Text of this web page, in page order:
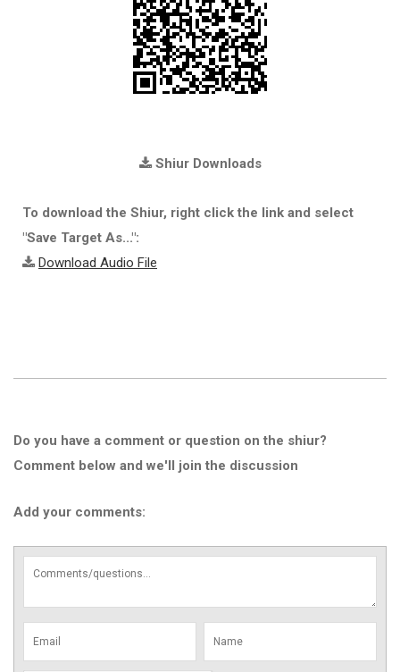
Shiur Downloads
To download the Shiur, right click the link and select
"Save Target As...":
Download Audio File
Do you have a comment or question on the shiur?
Comment below and we'll join the discussion
Add your comments: